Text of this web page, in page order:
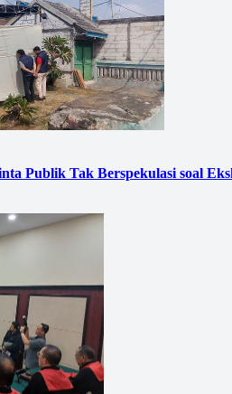
Publik Tak Berspekulasi soal